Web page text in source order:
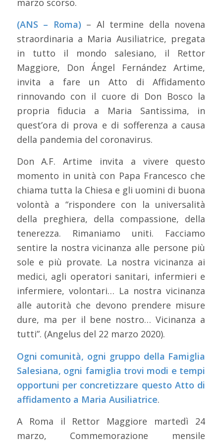
(ANS – Roma) – Al termine della novena
straordinaria a Maria Ausiliatrice, pregata
in tutto il mondo salesiano, il Rettor
Maggiore, Don Ángel Fernández Artime,
invita a fare un Atto di Affidamento
rinnovando con il cuore di Don Bosco la
propria fiducia a Maria Santissima, in
quest’ora di prova e di sofferenza a causa
della pandemia del coronavirus.
Don A.F. Artime invita a vivere questo
momento in unità con Papa Francesco che
chiama tutta la Chiesa e gli uomini di buona
volontà a “rispondere con la universalità
della preghiera, della compassione, della
tenerezza. Rimaniamo uniti. Facciamo
sentire la nostra vicinanza alle persone più
sole e più provate. La nostra vicinanza ai
medici, agli operatori sanitari, infermieri e
infermiere, volontari… La nostra vicinanza
alle autorità che devono prendere misure
dure, ma per il bene nostro… Vicinanza a
tutti”. (Angelus del 22 marzo 2020).
Ogni comunità, ogni gruppo della Famiglia
Salesiana, ogni famiglia trovi modi e tempi
opportuni per concretizzare questo Atto di
affidamento a Maria Ausiliatrice.
A Roma il Rettor Maggiore martedì 24
marzo, Commemorazione mensile